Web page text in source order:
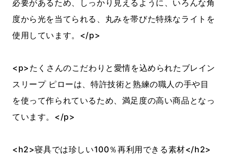
必要があるため、しっかり見えるように、いろんな角
度から光を当てられる、丸みを帯びた特殊なライトを
使用しています。</p>
<p>たくさんのこだわりと愛情を込められたブレイン
スリープ ピローは、特許技術と熟練の職人の手や目
を使って作られているため、満足度の高い商品となっ
ています。</p>
<h2>寝具では珍しい100％再利用できる素材</h2>